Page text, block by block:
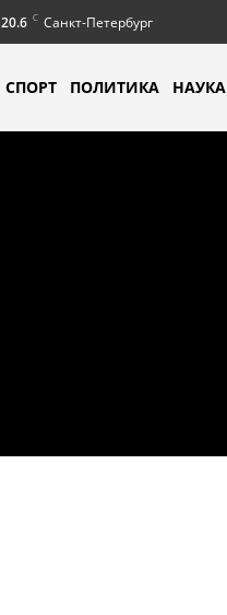
20.6 C Санкт-Петербург
СПОРТ ПОЛИТИКА НАУКА